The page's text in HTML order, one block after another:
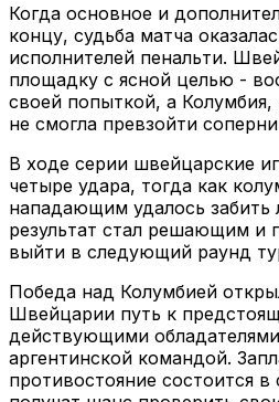
Когда основное и
концу, судьба матча
исполнителей пенальти.
площадку с ясной целью -
своей попыткой, а Колумбия,
не смогла превзойти
В ходе серии швейцарские
четыре удара, тогда как
нападающим удалось забить
результат стал решающим и
выйти в следующий раунд
Победа над Колумбией
Швейцарии путь к
действующими
аргентинской командой.
противостояние состоится